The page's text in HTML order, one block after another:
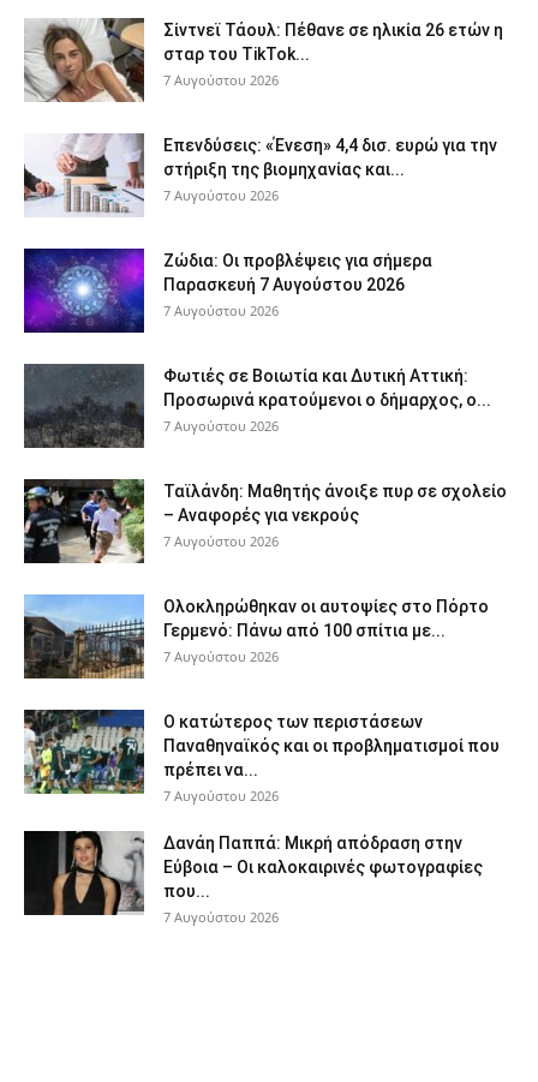
Σίντνεϊ Τάουλ: Πέθανε σε ηλικία 26 ετών η
σταρ του TikTok...
7 Αυγούστου 2026
Επενδύσεις: «Ένεση» 4,4 δισ. ευρώ για την
στήριξη της βιομηχανίας και...
7 Αυγούστου 2026
Ζώδια: Οι προβλέψεις για σήμερα
Παρασκευή 7 Αυγούστου 2026
7 Αυγούστου 2026
Φωτιές σε Βοιωτία και Δυτική Αττική:
Προσωρινά κρατούμενοι ο δήμαρχος, ο...
7 Αυγούστου 2026
Ταϊλάνδη: Μαθητής άνοιξε πυρ σε σχολείο
– Αναφορές για νεκρούς
7 Αυγούστου 2026
Ολοκληρώθηκαν οι αυτοψίες στο Πόρτο
Γερμενό: Πάνω από 100 σπίτια με...
7 Αυγούστου 2026
Ο κατώτερος των περιστάσεων
Παναθηναϊκός και οι προβληματισμοί που
πρέπει να...
7 Αυγούστου 2026
Δανάη Παππά: Μικρή απόδραση στην
Εύβοια – Οι καλοκαιρινές φωτογραφίες
που...
7 Αυγούστου 2026